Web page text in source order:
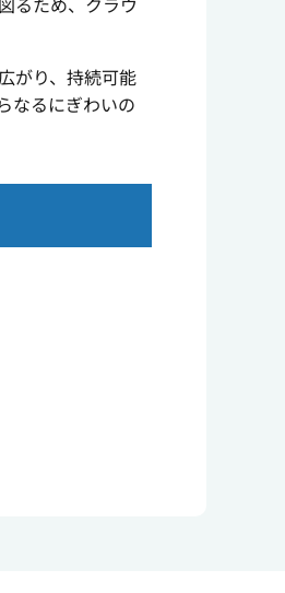
がり、持続可能
なるにぎわいの